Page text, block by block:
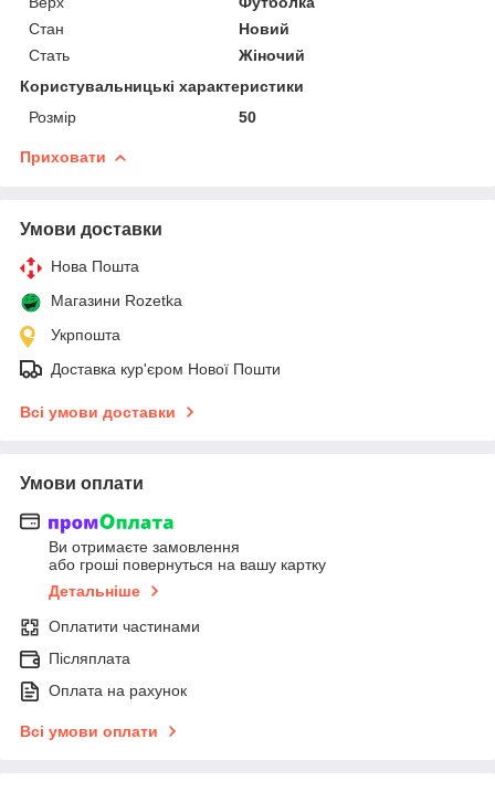
Стан
Новий
Стать
Жіночий
Користувальницькі характеристики
Розмір
50
Приховати
Умови доставки
Нова Пошта
Магазини Rozetka
Укрпошта
Доставка кур'єром Нової Пошти
Всі умови доставки
Умови оплати
Ви отримаєте замовлення
або гроші повернуться на вашу картку
Детальніше
Оплатити частинами
Післяплата
Оплата на рахунок
Всі умови оплати